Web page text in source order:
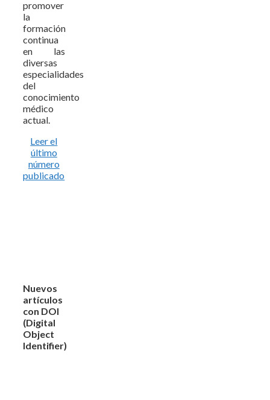
promover
la
formación
continua
en las
diversas
especialidades
del
conocimiento
médico
actual.
Leer el
último
número
publicado
Nuevos
artículos
con DOI
(Digital
Object
Identifier)